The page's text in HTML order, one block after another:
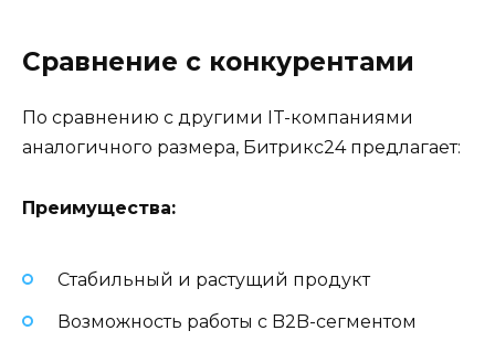
Сравнение с конкурентами
По сравнению с другими IT-компаниями
аналогичного размера, Битрикс24 предлагает:
Преимущества:
Стабильный и растущий продукт
Возможность работы с B2B-сегментом